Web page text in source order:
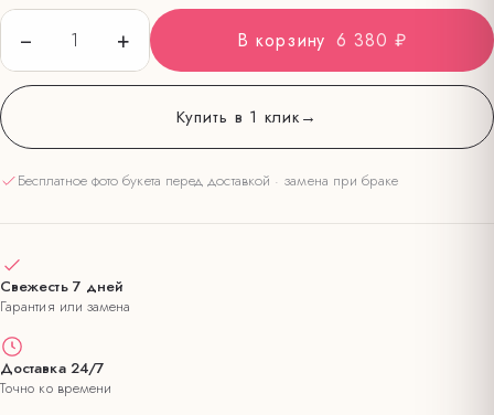
− 1 + В корзину 6 380 ₽
Купить в 1 клик→
Бесплатное фото букета перед доставкой · замена при браке
Свежесть 7 дней
Гарантия или замена
Доставка 24/7
Точно ко времени